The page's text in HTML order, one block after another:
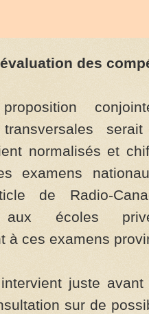
des
transversales
normalisés et
examens
de Radio-
aux écoles
à ces examens
juste
sur de